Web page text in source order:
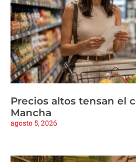
Precios altos tensan el
Mancha
agosto 5, 2026